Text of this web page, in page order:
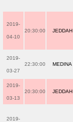
2019-
04-10
20:30:00 JEDDAH
2019-
03-27
22:30:00 MEDINA
2019-
03-13
20:30:00 JEDDAH
2019-